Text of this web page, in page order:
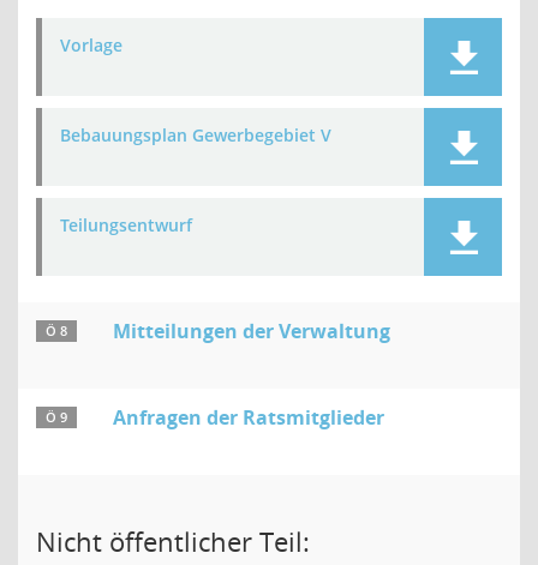
Vorlage
Bebauungsplan Gewerbegebiet V
Teilungsentwurf
Ö 8 Mitteilungen der Verwaltung
Ö 9 Anfragen der Ratsmitglieder
Nicht öffentlicher Teil: